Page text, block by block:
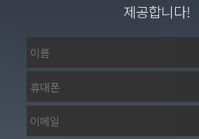
제공합니다!